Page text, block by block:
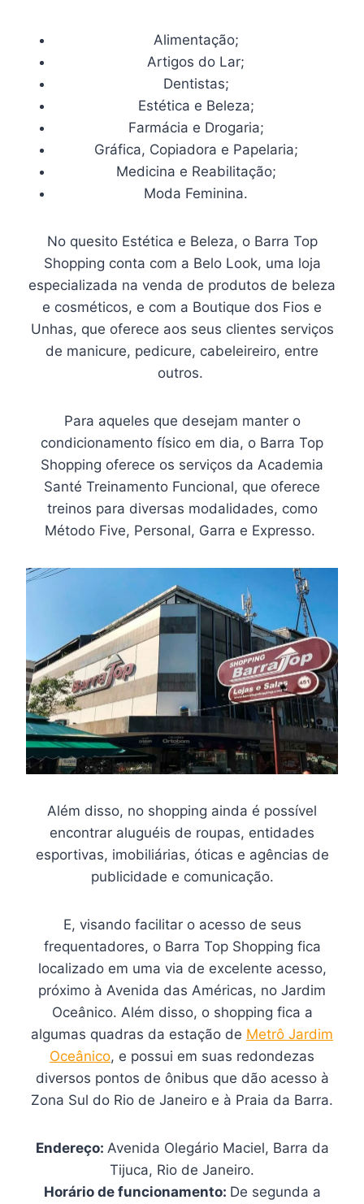
Alimentação;
Artigos do Lar;
Dentistas;
Estética e Beleza;
Farmácia e Drogaria;
Gráfica, Copiadora e Papelaria;
Medicina e Reabilitação;
Moda Feminina.
No quesito Estética e Beleza, o Barra Top
Shopping conta com a Belo Look, uma loja
especializada na venda de produtos de beleza
e cosméticos, e com a Boutique dos Fios e
Unhas, que oferece aos seus clientes serviços
de manicure, pedicure, cabeleireiro, entre
outros.
Para aqueles que desejam manter o
condicionamento físico em dia, o Barra Top
Shopping oferece os serviços da Academia
Santé Treinamento Funcional, que oferece
treinos para diversas modalidades, como
Método Five, Personal, Garra e Expresso.
Além disso, no shopping ainda é possível
encontrar aluguéis de roupas, entidades
esportivas, imobiliárias, óticas e agências de
publicidade e comunicação.
E, visando facilitar o acesso de seus
frequentadores, o Barra Top Shopping fica
localizado em uma via de excelente acesso,
próximo à Avenida das Américas, no Jardim
Oceânico. Além disso, o shopping fica a
algumas quadras da estação de Metrô Jardim
Oceânico, e possui em suas redondezas
diversos pontos de ônibus que dão acesso à
Zona Sul do Rio de Janeiro e à Praia da Barra.
Endereço: Avenida Olegário Maciel, Barra da
Tijuca, Rio de Janeiro.
Horário de funcionamento: De segunda a